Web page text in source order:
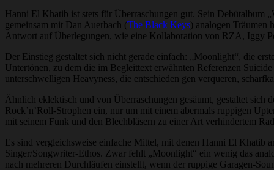
Hanni El Khatib ist stets für Überraschungen gut. Sein
gemeinsam mit Dan Auerbach (The Black Keys) analogen
Antwort auf Überlegungen, wie eine Kollaboration von RZA, Iggy
Der Einstieg gestaltet sich nicht gerade einfach: „Moonlight“, die
Untertönen, zu dem die im Begleittext erwähnten Referenzen
unterschwelligen Heavyness, die entschieden gen verqueren,
Ähnlich eklektisch und von Überraschungen gesäumt, gestaltet
Rock’n’Roll-Strophen ein, nur um mit einem abermals ruppigen
mit seinem Funk und den Blechbläsern zu einer Art verhindertem
Es sind vergleichsweise einfache Mittel, mit denen Hanni El Khatib
Singer/Songwriter-Ethos. Zwar fehlt „Moonlight“ ein wenig das
nach mehreren Durchläufen einstellt, wenn der ruppige Garagen-